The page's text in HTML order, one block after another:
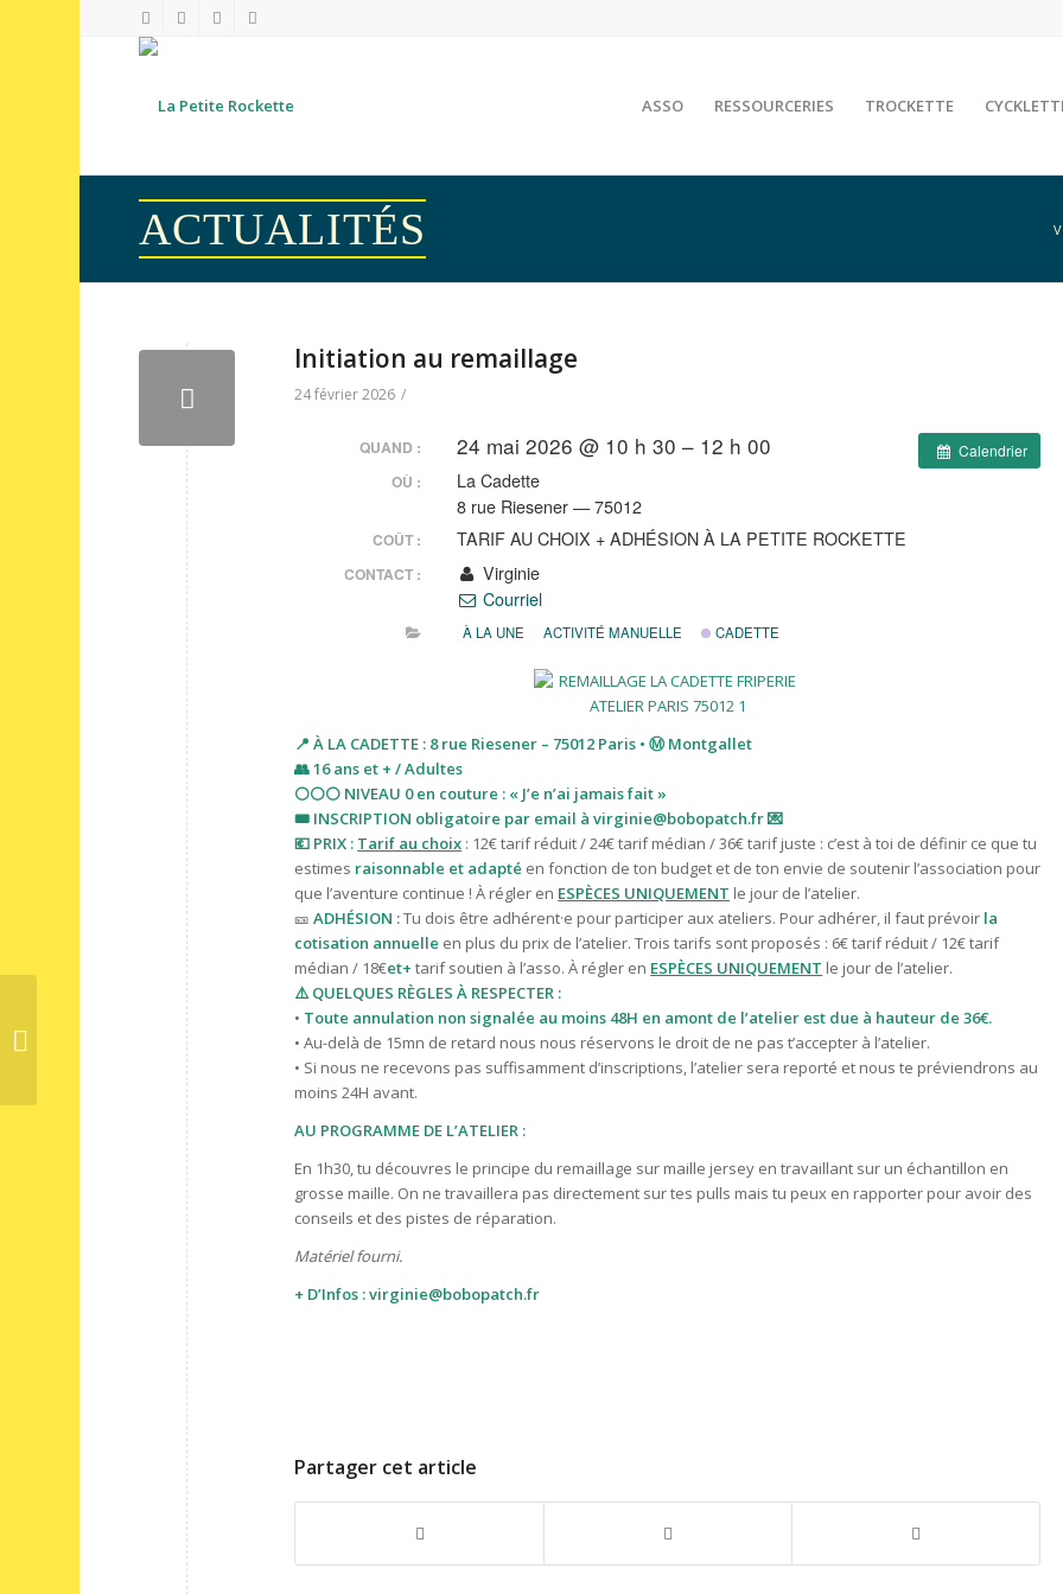
ASSO RESSOURCERIES TROCKETTE
ACTUALITÉS
Initiation au remaillage
24 février 2026 /
Calendrier
QUAND : 24 mai 2026 @ 10 h 30 – 12 h 00
OÙ :
La Cadette
8 rue Riesener — 75012
COÛT : TARIF AU CHOIX + ADHÉSION À LA PETITE ROCKETTE
CONTACT :
Virginie
Courriel
À LA UNE ACTIVITÉ MANUELLE CADETTE
📍 À LA CADETTE : 8 rue Riesener – 75012 Paris • Ⓜ️ Montgallet
👥 16 ans et + / Adultes
⚪️⚪️⚪️ NIVEAU 0 en couture : « J’e n’ai jamais fait »
🎟 INSCRIPTION obligatoire par email à virginie@bobopatch.fr💌
💶 PRIX : Tarif au choix : 12€ tarif réduit / 24€ tarif médian / 36€ tarif juste : c’est à toi de définir ce que tu
estimes raisonnable et adapté en fonction de ton budget et de ton envie de soutenir l’association pour
que l’aventure continue ! À régler en ESPÈCES UNIQUEMENT le jour de l’atelier.
🎫ADHÉSION :Tu dois être adhérent·e pour participer aux ateliers. Pour adhérer, il faut prévoir la
cotisation annuelle en plus du prix de l’atelier. Trois tarifs sont proposés : 6€ tarif réduit / 12€ tarif
médian / 18€et+ tarifsoutien à l’asso. À régler en ESPÈCES UNIQUEMENT le jour de l’atelier.
⚠️ QUELQUES RÈGLES À RESPECTER :
• Toute annulation non signalée au moins 48H en amont de l’atelier est due à hauteur de 36€.
• Au-delà de 15mn de retard nous nous réservons le droit de ne pas t’accepter à l’atelier.
• Si nous ne recevons pas suffisamment d’inscriptions, l’atelier sera reporté et nous te préviendrons au
moins 24H avant.
AU PROGRAMME DE L’ATELIER :
En 1h30, tu découvres le principe du remaillage sur maille jersey en travaillant sur un échantillon en
grosse maille. On ne travaillera pas directement sur tes pulls mais tu peux en rapporter pour avoir des
conseils et des pistes de réparation.
Matériel fourni.
+ D’Infos :virginie@bobopatch.fr
Partager cet article
Initiation à l’embossage